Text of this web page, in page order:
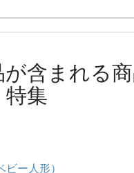
含まれる
集
ー人形）